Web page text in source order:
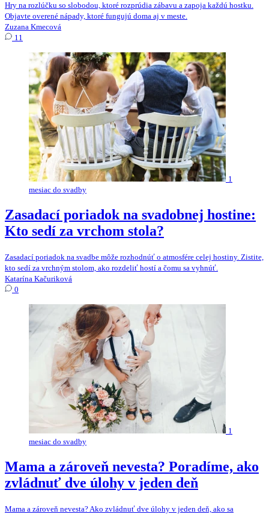
Hry na rozlúčku so slobodou, ktoré rozprúdia zábavu a zapoja každú hostku.
Objavte overené nápady, ktoré fungujú doma aj v meste.
Zuzana Kmecová
11
1
mesiac do svadby
Zasadací poriadok na svadobnej hostine:
Kto sedí za vrchom stola?
Zasadací poriadok na svadbe môže rozhodnúť o atmosfére celej hostiny. Zistite,
kto sedí za vrchným stolom, ako rozdeliť hostí a čomu sa vyhnúť.
Katarína Kačuriková
0
1
mesiac do svadby
Mama a zároveň nevesta? Poradíme, ako
zvládnuť dve úlohy v jeden deň
Mama a zároveň nevesta? Ako zvládnuť dve úlohy v jeden deň, ako sa